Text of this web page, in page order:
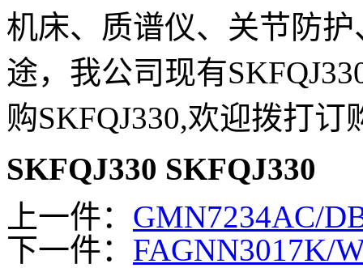
机床、质谱仪、关节防
途，我公司现有
购SKFQJ330,欢迎拨打订
SKFQJ330 SKFQJ330
上一件： GMN7234AC/
下一件： FAGNN3017K/